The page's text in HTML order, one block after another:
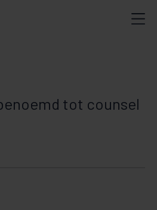
tot counsel